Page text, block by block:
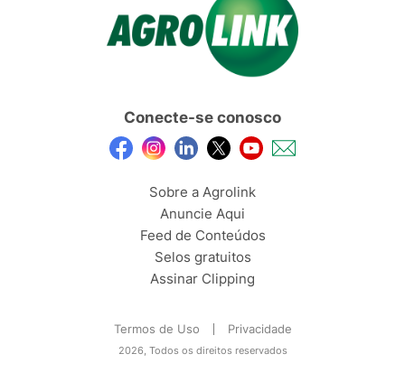
Conecte-se conosco
Sobre a Agrolink
Anuncie Aqui
Feed de Conteúdos
Selos gratuitos
Assinar Clipping
Termos de Uso Privacidade
2026, Todos os direitos reservados